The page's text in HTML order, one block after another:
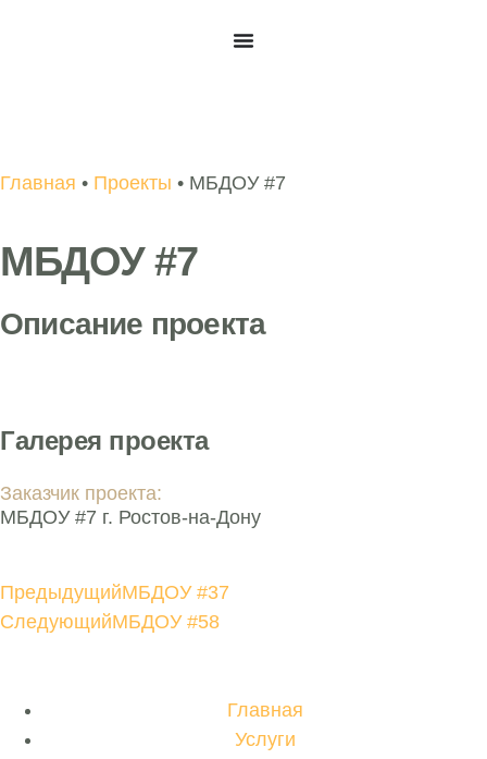
Главная • Проекты • МБДОУ #7
МБДОУ #7
Описание проекта
Галерея проекта
Заказчик проекта:
МБДОУ #7 г. Ростов-на-Дону
ПредыдущийМБДОУ #37
СледующийМБДОУ #58
Главная
Услуги